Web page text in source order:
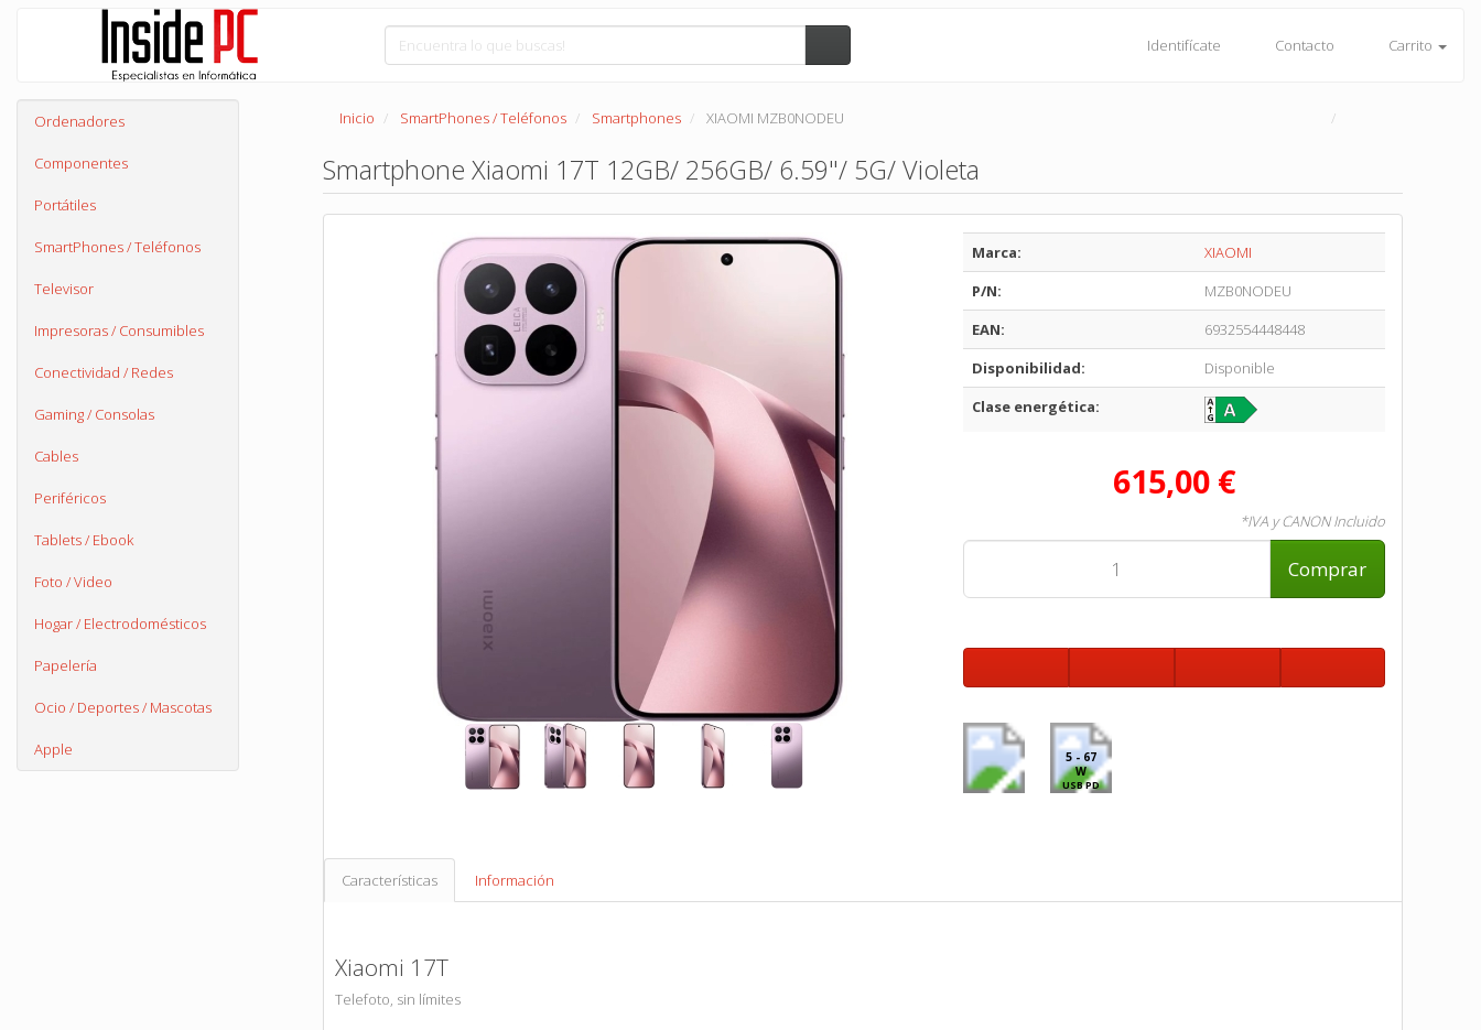
Identifícate Contacto Carrito
Ordenadores
Componentes
Portátiles
SmartPhones / Teléfonos
Televisor
Impresoras / Consumibles
Conectividad / Redes
Gaming / Consolas
Cables
Periféricos
Tablets / Ebook
Foto / Video
Hogar / Electrodomésticos
Papelería
Ocio / Deportes / Mascotas
Apple
Inicio SmartPhones / Teléfonos Smartphones XIAOMI MZB0NODEU
Smartphone Xiaomi 17T 12GB/ 256GB/ 6.59"/ 5G/ Violeta
Marca:
XIAOMI
P/N:
MZB0NODEU
EAN:
6932554448448
Disponibilidad:
Disponible
Clase energética:
615,00 €
*IVA y CANON Incluido
Comprar
5 - 67
W
USB PD
Características Información
Xiaomi 17T
Telefoto, sin límites